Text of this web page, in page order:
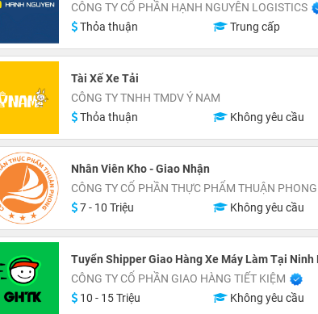
CÔNG TY CỔ PHẦN HẠNH NGUYÊN LOGISTICS
Thỏa thuận
Trung cấp
Tài Xế Xe Tải
CÔNG TY TNHH TMDV Ý NAM
Thỏa thuận
Không yêu cầu
Nhân Viên Kho - Giao Nhận
CÔNG TY CỔ PHẦN THỰC PHẨM THUẬN PHONG
7 - 10 Triệu
Không yêu cầu
Tuyển Shipper Giao Hàng Xe Máy Làm Tại Ninh
CÔNG TY CỔ PHẦN GIAO HÀNG TIẾT KIỆM
10 - 15 Triệu
Không yêu cầu